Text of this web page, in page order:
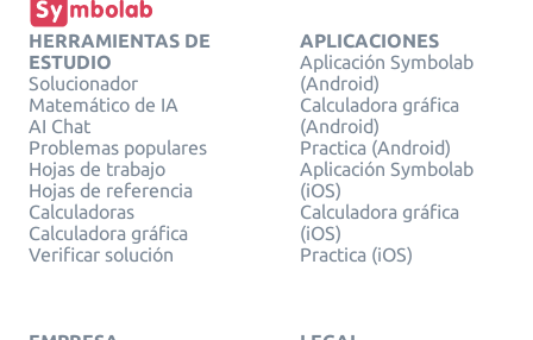
HERRAMIENTAS DE
ESTUDIO
Solucionador
Matemático de IA
AI Chat
Problemas populares
Hojas de trabajo
Hojas de referencia
Calculadoras
Calculadora gráfica
Verificar solución
APLICACIONES
Aplicación Symbolab
(Android)
Calculadora gráfica
(Android)
Practica (Android)
Aplicación Symbolab
(iOS)
Calculadora gráfica
(iOS)
Practica (iOS)